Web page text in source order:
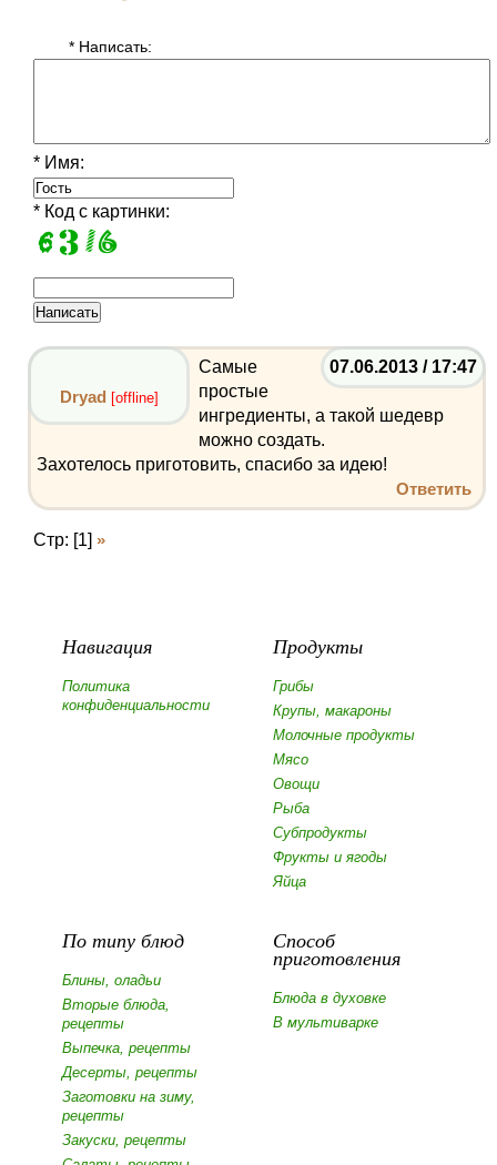
* Написать:
* Имя:
* Код с картинки:
07.06.2013 / 17:47
Dryad [offline]
Самые
простые
ингредиенты, а такой шедевр
можно создать.
Захотелось приготовить, спасибо за идею!
Ответить
Стр: [1] »
Навигация
Политика
конфиденциальности
Продукты
Грибы
Крупы, макароны
Молочные продукты
Мясо
Овощи
Рыба
Субпродукты
Фрукты и ягоды
Яйца
По типу блюд
Блины, оладьи
Вторые блюда,
рецепты
Выпечка, рецепты
Десерты, рецепты
Заготовки на зиму,
рецепты
Закуски, рецепты
Способ
приготовления
Блюда в духовке
В мультиварке